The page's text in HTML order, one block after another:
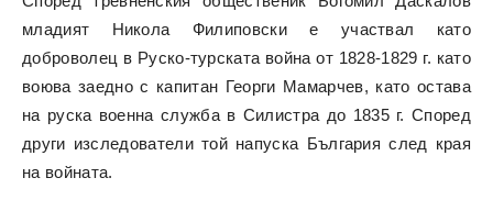
младият Никола Филиповски е участвал като
доброволец в Руско-турската война от 1828-1829 г. като
воюва заедно с капитан Георги Мамарчев, като остава
на руска военна служба в Силистра до 1835 г. Според
други изследователи той напуска България след края
на войната.